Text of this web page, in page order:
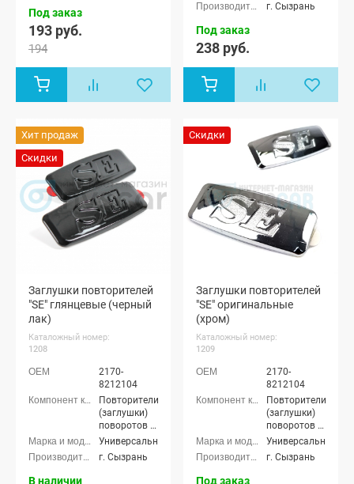
Под заказ
193 руб.
194
г. Сызрань
Под заказ
238 руб.
Хит продаж
Скидки
Заглушки повторителей
"SE" глянцевые (черный
лак)
Каталожный номер:
1208
2170-
8212104
Повторители
(заглушки)
поворотов в
крылья
Универсальные
г. Сызрань
В наличии
Скидки
Заглушки повторителей
"SE" оригинальные
(хром)
Каталожный номер:
1209
2170-
8212104
Повторители
(заглушки)
поворотов в
крылья
Универсальные
г. Сызрань
Под заказ